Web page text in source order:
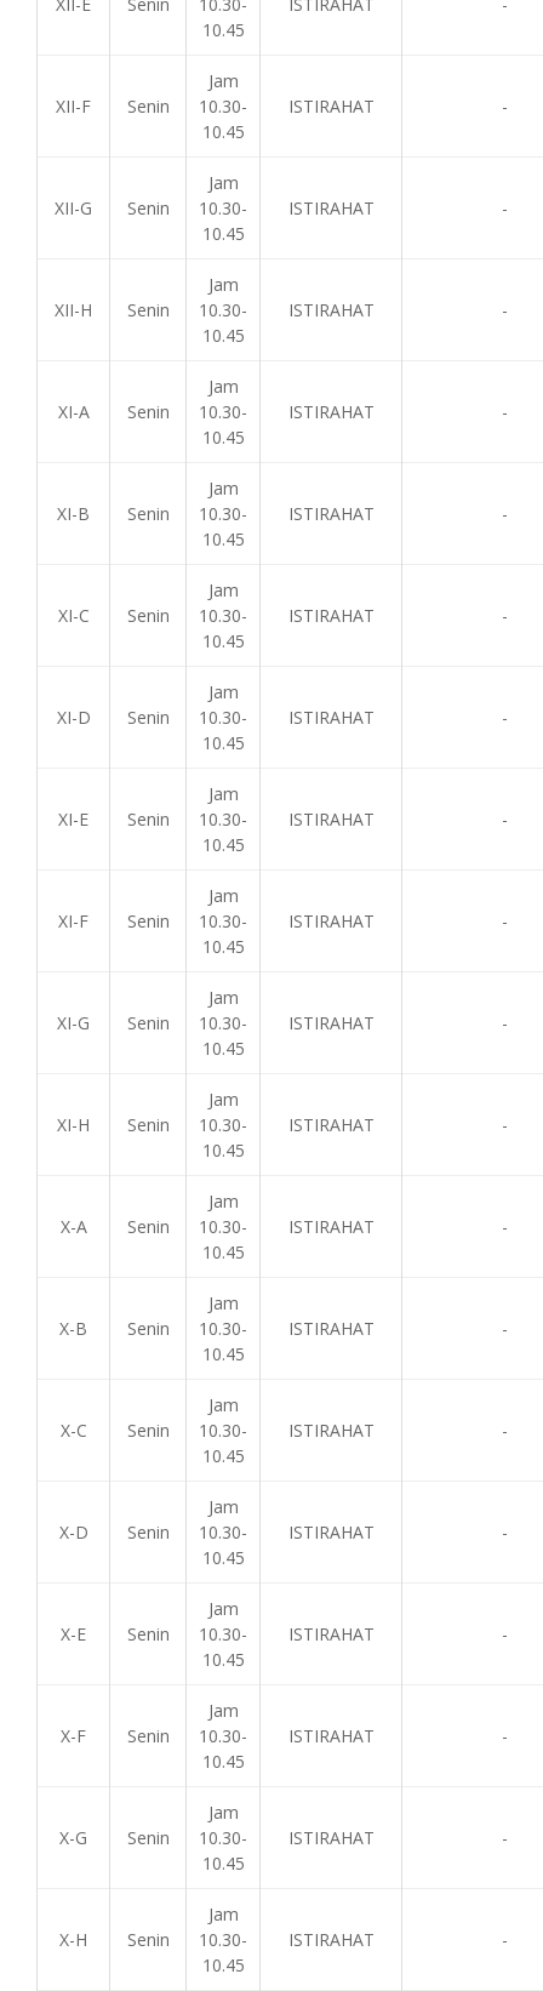
10.45
XII-F Senin
Jam
10.30-
10.45
ISTIRAHAT -
XII-G Senin
Jam
10.30-
10.45
ISTIRAHAT -
XII-H Senin
Jam
10.30-
10.45
ISTIRAHAT -
XI-A Senin
Jam
10.30-
10.45
ISTIRAHAT -
XI-B Senin
Jam
10.30-
10.45
ISTIRAHAT -
XI-C Senin
Jam
10.30-
10.45
ISTIRAHAT -
XI-D Senin
Jam
10.30-
10.45
ISTIRAHAT -
XI-E Senin
Jam
10.30-
10.45
ISTIRAHAT -
XI-F Senin
Jam
10.30-
10.45
ISTIRAHAT -
XI-G Senin
Jam
10.30-
10.45
ISTIRAHAT -
XI-H Senin
Jam
10.30-
10.45
ISTIRAHAT -
X-A Senin
Jam
10.30-
10.45
ISTIRAHAT -
X-B Senin
Jam
10.30-
10.45
ISTIRAHAT -
X-C Senin
Jam
10.30-
10.45
ISTIRAHAT -
X-D Senin
Jam
10.30-
10.45
ISTIRAHAT -
X-E Senin
Jam
10.30-
10.45
ISTIRAHAT -
X-F Senin
Jam
10.30-
10.45
ISTIRAHAT -
X-G Senin
Jam
10.30-
10.45
ISTIRAHAT -
X-H Senin
Jam
10.30-
10.45
ISTIRAHAT -